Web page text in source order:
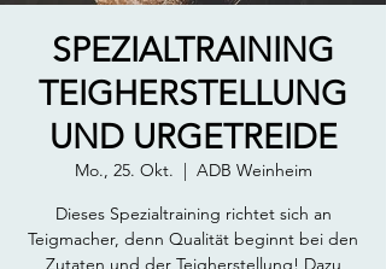
SPEZIALTRAINING
TEIGHERSTELLUNG
UND URGETREIDE
Mo., 25. Okt.
  |
ADB Weinheim
Dieses Spezialtraining richtet sich an
Teigmacher, denn Qualität beginnt bei den
Zutaten und der Teigherstellung! Dazu